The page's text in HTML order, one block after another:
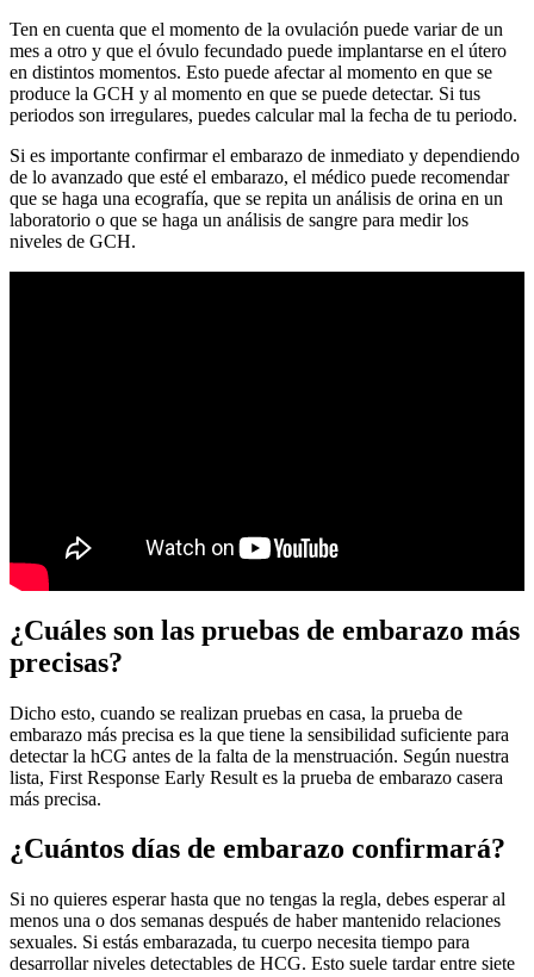
Ten en cuenta que el momento de la ovulación puede variar de un
mes a otro y que el óvulo fecundado puede implantarse en el útero
en distintos momentos. Esto puede afectar al momento en que se
produce la GCH y al momento en que se puede detectar. Si tus
periodos son irregulares, puedes calcular mal la fecha de tu periodo.
Si es importante confirmar el embarazo de inmediato y dependiendo
de lo avanzado que esté el embarazo, el médico puede recomendar
que se haga una ecografía, que se repita un análisis de orina en un
laboratorio o que se haga un análisis de sangre para medir los
niveles de GCH.
¿Cuáles son las pruebas de embarazo más
precisas?
Dicho esto, cuando se realizan pruebas en casa, la prueba de
embarazo más precisa es la que tiene la sensibilidad suficiente para
detectar la hCG antes de la falta de la menstruación. Según nuestra
lista, First Response Early Result es la prueba de embarazo casera
más precisa.
¿Cuántos días de embarazo confirmará?
Si no quieres esperar hasta que no tengas la regla, debes esperar al
menos una o dos semanas después de haber mantenido relaciones
sexuales. Si estás embarazada, tu cuerpo necesita tiempo para
desarrollar niveles detectables de HCG. Esto suele tardar entre siete